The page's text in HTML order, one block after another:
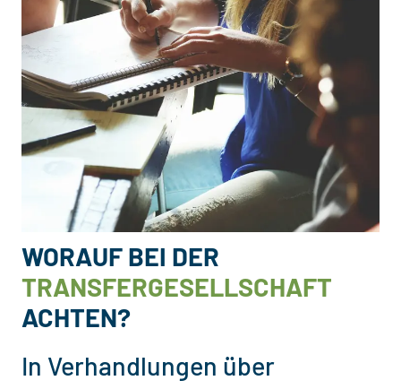
WORAUF BEI DER
TRANSFERGESELLSCHAFT
ACHTEN?
In Verhandlungen über